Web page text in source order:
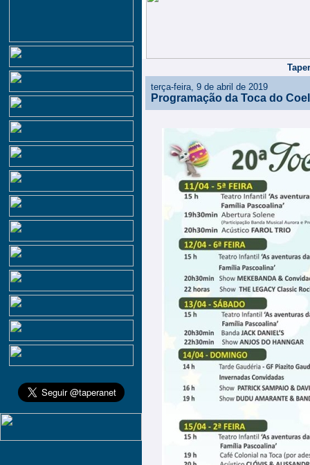
terça-feira, 9 de abril de 2019
Programação da Toca do